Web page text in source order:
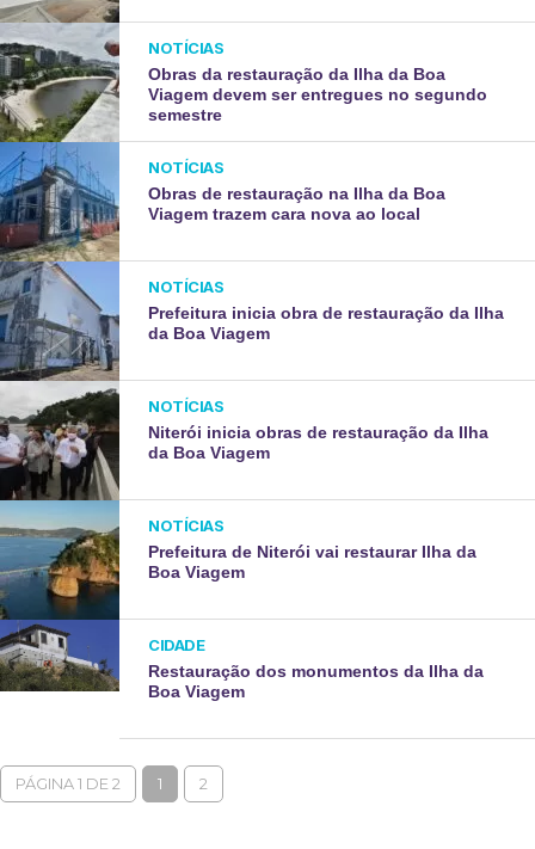
NOTÍCIAS
Obras da restauração da Ilha da Boa
Viagem devem ser entregues no segundo
semestre
NOTÍCIAS
Obras de restauração na Ilha da Boa
Viagem trazem cara nova ao local
NOTÍCIAS
Prefeitura inicia obra de restauração da Ilha
da Boa Viagem
NOTÍCIAS
Niterói inicia obras de restauração da Ilha
da Boa Viagem
NOTÍCIAS
Prefeitura de Niterói vai restaurar Ilha da
Boa Viagem
CIDADE
Restauração dos monumentos da Ilha da
Boa Viagem
PÁGINA 1 DE 2 1 2